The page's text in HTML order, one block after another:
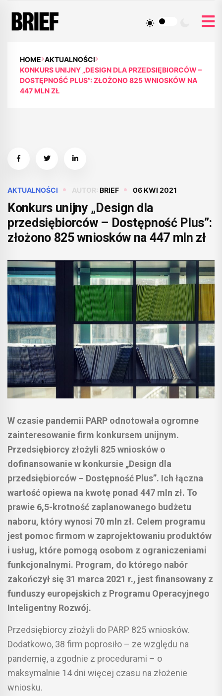
HOME AKTUALNOŚCI
KONKURS UNIJNY „DESIGN DLA PRZEDSIĘBIORCÓW –
DOSTĘPNOŚĆ PLUS”: ZŁOŻONO 825 WNIOSKÓW NA
447 MLN ZŁ
AKTUALNOŚCI AUTOR: BRIEF 06 KWI 2021
Konkurs unijny „Design dla
przedsiębiorców – Dostępność Plus”:
złożono 825 wniosków na 447 mln zł
W czasie pandemii PARP odnotowała ogromne
zainteresowanie firm konkursem unijnym.
Przedsiębiorcy złożyli 825 wniosków o
dofinansowanie w konkursie „Design dla
przedsiębiorców – Dostępność Plus”. Ich łączna
wartość opiewa na kwotę ponad 447 mln zł. To
prawie 6,5-krotność zaplanowanego budżetu
naboru, który wynosi 70 mln zł. Celem programu
jest pomoc firmom w zaprojektowaniu produktów
i usług, które pomogą osobom z ograniczeniami
funkcjonalnymi. Program, do którego nabór
zakończył się 31 marca 2021 r., jest finansowany z
funduszy europejskich z Programu Operacyjnego
Inteligentny Rozwój.
Przedsiębiorcy złożyli do PARP 825 wniosków.
Dodatkowo, 38 firm poprosiło – ze względu na
pandemię, a zgodnie z procedurami – o
maksymalnie 14 dni więcej czasu na złożenie
wniosku.